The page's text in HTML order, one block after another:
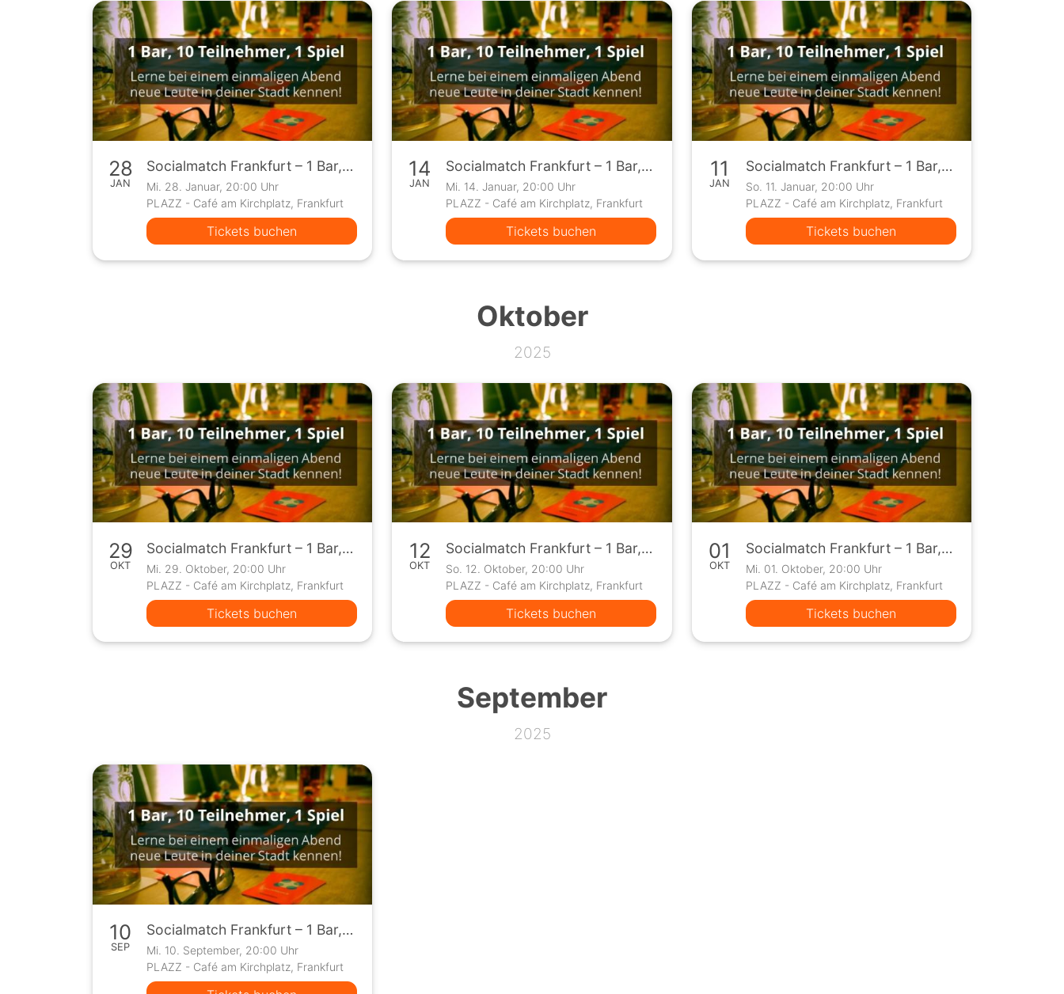
28
JAN
Socialmatch Frankfurt – 1 Bar, 10 Teilnehmer, 1 Spiel
Mi. 28. Januar, 20:00 Uhr
PLAZZ - Café am Kirchplatz, Frankfurt
Tickets buchen
14
JAN
Socialmatch Frankfurt – 1 Bar, 10 Teilnehmer, 1 Spiel
Mi. 14. Januar, 20:00 Uhr
PLAZZ - Café am Kirchplatz, Frankfurt
Tickets buchen
11
JAN
Socialmatch Frankfurt – 1 Bar, 10 Teilnehmer, 1 Spiel
So. 11. Januar, 20:00 Uhr
PLAZZ - Café am Kirchplatz, Frankfurt
Tickets buchen
Oktober
2025
29
OKT
Socialmatch Frankfurt – 1 Bar, 10 Teilnehmer, 1 Spiel
Mi. 29. Oktober, 20:00 Uhr
PLAZZ - Café am Kirchplatz, Frankfurt
Tickets buchen
12
OKT
Socialmatch Frankfurt – 1 Bar, 10 Teilnehmer, 1 Spiel
So. 12. Oktober, 20:00 Uhr
PLAZZ - Café am Kirchplatz, Frankfurt
Tickets buchen
01
OKT
Socialmatch Frankfurt – 1 Bar, 10 Teilnehmer, 1 Spiel
Mi. 01. Oktober, 20:00 Uhr
PLAZZ - Café am Kirchplatz, Frankfurt
Tickets buchen
September
2025
10
SEP
Socialmatch Frankfurt – 1 Bar, 10 Teilnehmer, 1 Spiel
Mi. 10. September, 20:00 Uhr
PLAZZ - Café am Kirchplatz, Frankfurt